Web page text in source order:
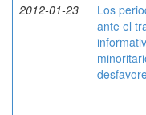
2012-01-23
Los
ante el